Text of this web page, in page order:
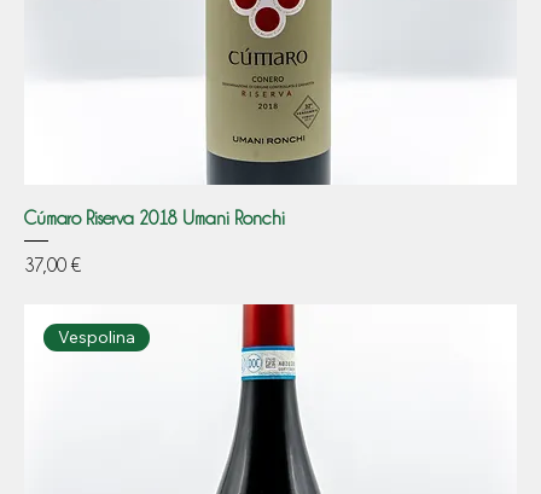
Cúmaro Riserva 2018 Umani Ronchi
Prezzo
37,00 €
Vespolina